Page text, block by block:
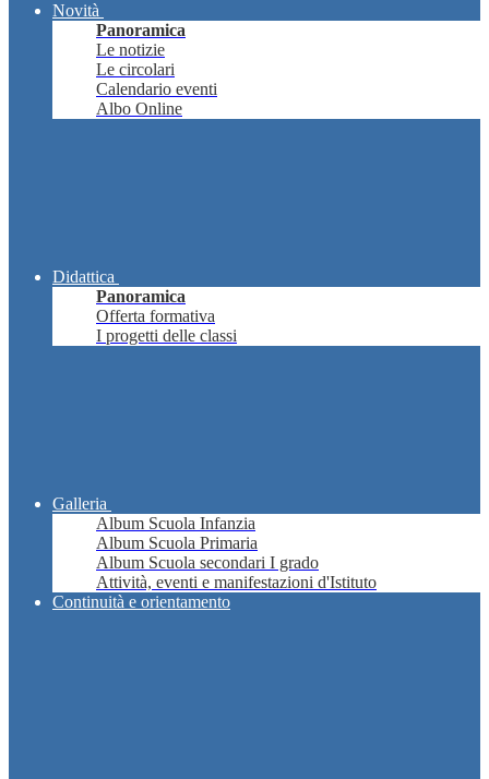
Novità
Panoramica
Le notizie
Le circolari
Calendario eventi
Albo Online
Didattica
Panoramica
Offerta formativa
I progetti delle classi
Galleria
Album Scuola Infanzia
Album Scuola Primaria
Album Scuola secondari I grado
Attività, eventi e manifestazioni d'Istituto
Continuità e orientamento